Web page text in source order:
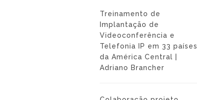
Treinamento de
Implantação de
Videoconferência e
Telefonia IP em 33 países
da América Central |
Adriano Brancher